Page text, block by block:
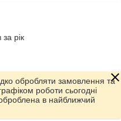
рік
- Воскресенье
обробляти замовлення та
роботи сьогодні
в найближчий